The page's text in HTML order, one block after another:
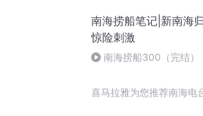
南海捞船笔记|新南海
惊险刺激
南海捞船300（完结）
喜马拉雅为您推荐南海电